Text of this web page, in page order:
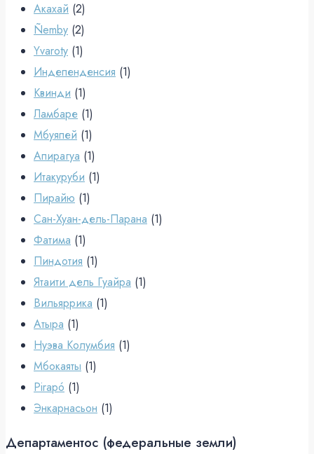
Акахай (2)
Ñemby (2)
Yvaroty (1)
Индепенденсия (1)
Квинди (1)
Ламбаре (1)
Мбуяпей (1)
Апирагуа (1)
Итакуруби (1)
Пирайю (1)
Сан-Хуан-дель-Парана (1)
Фатима (1)
Пиндотия (1)
Ятаити дель Гуайра (1)
Вильяррика (1)
Атыра (1)
Нуэва Колумбия (1)
Мбокаяты (1)
Pirapó (1)
Энкарнасьон (1)
Департаментос (федеральные земли)